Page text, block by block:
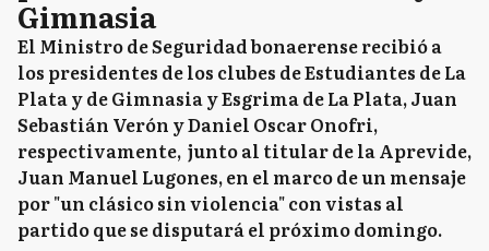
Gimnasia
El Ministro de Seguridad bonaerense recibió a
los presidentes de los clubes de Estudiantes de La
Plata y de Gimnasia y Esgrima de La Plata, Juan
Sebastián Verón y Daniel Oscar Onofri,
respectivamente, junto al titular de la Aprevide,
Juan Manuel Lugones, en el marco de un mensaje
por "un clásico sin violencia" con vistas al
partido que se disputará el próximo domingo.